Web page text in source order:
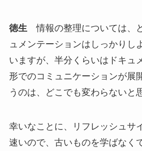
徳生情報の整理については、
ュメンテーションはしっかりし
いますが、半分くらいはドキュ
形でのコミュニケーションが展
うのは、どこでも変わらないと
幸いなことに、リフレッシュサ
速いので、古いものを学ばなく